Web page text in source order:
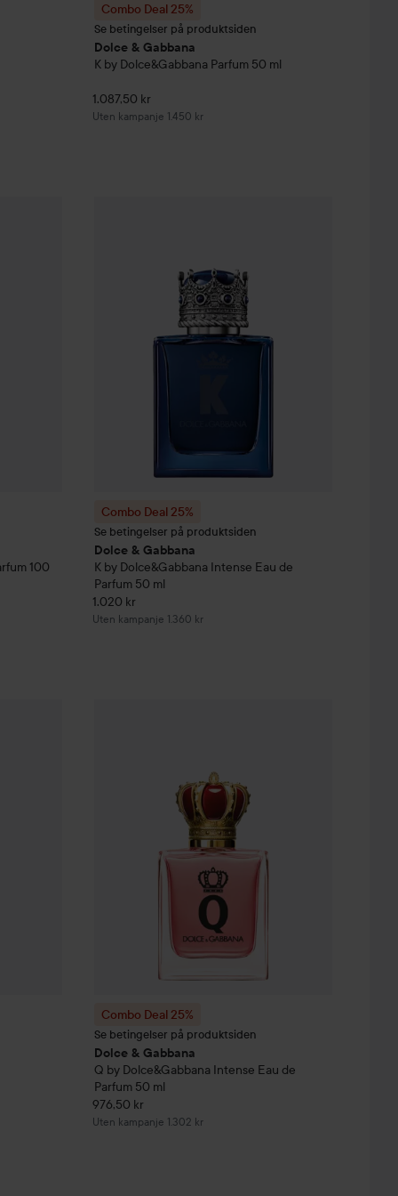
Combo Deal 25%
Se betingelser på produktsiden
Dolce & Gabbana
K by Dolce&Gabbana Parfum 50 ml
1.087,50 kr
Uten kampanje 1.450 kr
100
Combo Deal 25%
Se betingelser på produktsiden
Dolce & Gabbana
K by Dolce&Gabbana Intense Eau de
Parfum 50 ml
1.020 kr
Uten kampanje 1.360 kr
Combo Deal 25%
Se betingelser på produktsiden
Dolce & Gabbana
Q by Dolce&Gabbana Intense Eau de
Parfum 50 ml
976,50 kr
Uten kampanje 1.302 kr